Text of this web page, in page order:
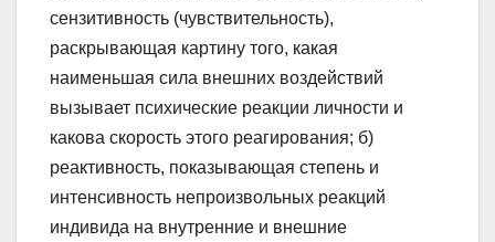
сензитивность (чувствительность),
раскрывающая картину того, какая
наименьшая сила внешних воздействий
вызывает психические реакции личности и
какова скорость этого реагирования; б)
реактивность, показывающая степень и
интенсивность непроизвольных реакций
индивида на внутренние и внешние